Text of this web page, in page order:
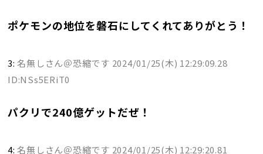
ポケモンの地位を磐石にしてくれてありがとう！
3:名無しさん＠恐縮です 2024/01/25(木) 12:29:09.28
ID:NSs5ERiT0
パクリで240億ゲットだぜ！
4:名無しさん＠恐縮です 2024/01/25(木) 12:29:20.81